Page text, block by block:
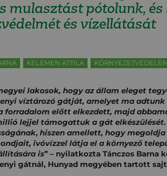
mulasztást pótolunk,
és vízellátását
KELEMEN ATTILA
lakosok, hogy az állam eleget
víztározó gátját, amelyet ma
forradalom előtt elkezdett, majd
lejjel támogattuk a gát elkészülését.
, hiszen amellett, hogy
ivóvízzel látja el a környező
is” – nyilatkozta Tánczos Barna
gátnál, Hunyad megyében tartott